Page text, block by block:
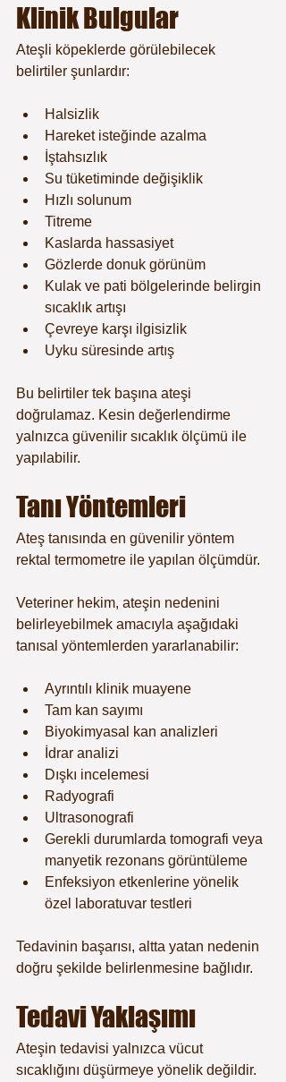
Klinik Bulgular
Ateşli köpeklerde görülebilecek
belirtiler şunlardır:
Halsizlik
Hareket isteğinde azalma
İştahsızlık
Su tüketiminde değişiklik
Hızlı solunum
Titreme
Kaslarda hassasiyet
Gözlerde donuk görünüm
Kulak ve pati bölgelerinde belirgin
sıcaklık artışı
Çevreye karşı ilgisizlik
Uyku süresinde artış
Bu belirtiler tek başına ateşi
doğrulamaz. Kesin değerlendirme
yalnızca güvenilir sıcaklık ölçümü ile
yapılabilir.
Tanı Yöntemleri
Ateş tanısında en güvenilir yöntem
rektal termometre ile yapılan ölçümdür.
Veteriner hekim, ateşin nedenini
belirleyebilmek amacıyla aşağıdaki
tanısal yöntemlerden yararlanabilir:
Ayrıntılı klinik muayene
Tam kan sayımı
Biyokimyasal kan analizleri
İdrar analizi
Dışkı incelemesi
Radyografi
Ultrasonografi
Gerekli durumlarda tomografi veya
manyetik rezonans görüntüleme
Enfeksiyon etkenlerine yönelik
özel laboratuvar testleri
Tedavinin başarısı, altta yatan nedenin
doğru şekilde belirlenmesine bağlıdır.
Tedavi Yaklaşımı
Ateşin tedavisi yalnızca vücut
sıcaklığını düşürmeye yönelik değildir.